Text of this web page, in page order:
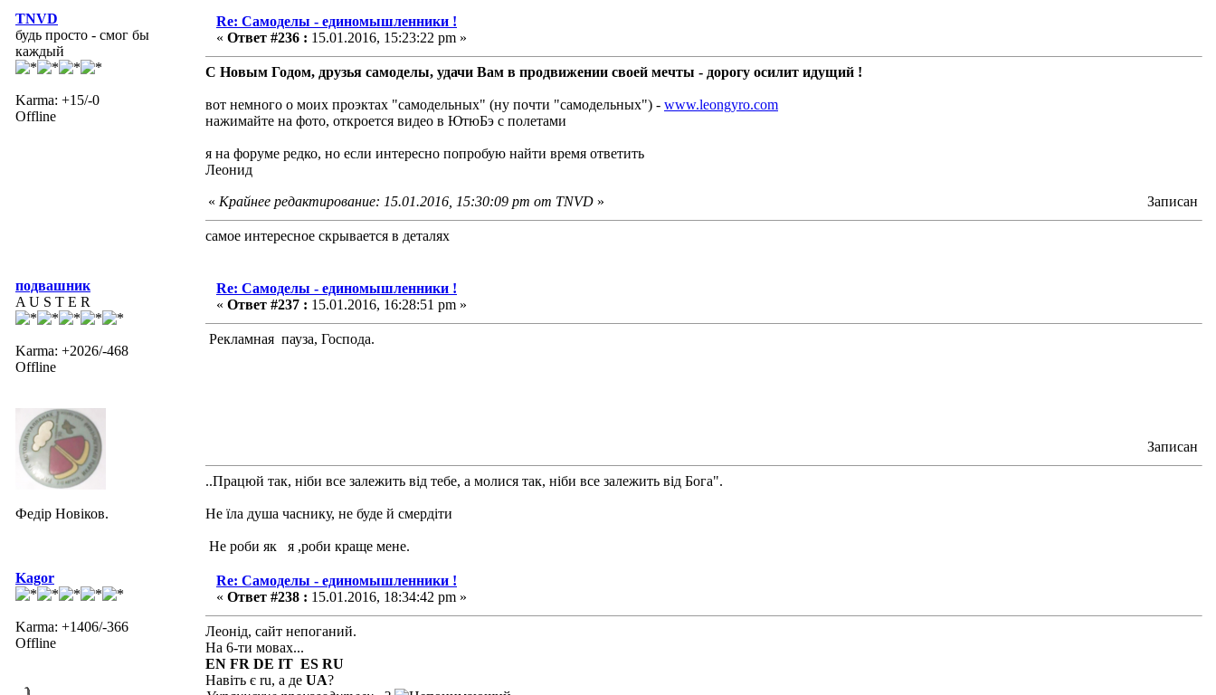
TNVD
будь просто - смог бы
каждый
Karma: +15/-0
Offline
Re: Самоделы - единомышленники !
« Ответ #236 : 15.01.2016, 15:23:22 pm »
С Новым Годом, друзья самоделы, удачи Вам в продвижении своей мечты - дорогу осилит идущий !
вот немного о моих проэктах "самодельных" (ну почти "самодельных") - www.leongyro.com
нажимайте на фото, откроется видео в ЮтюБэ с полетами
я на форуме редко, но если интересно попробую найти время ответить
Леонид
« Крайнее редактирование: 15.01.2016, 15:30:09 pm от TNVD » Записан
самое интересное скрывается в деталях
подвашник
A U S T E R
Karma: +2026/-468
Offline
Федір Новіков.
Re: Самоделы - единомышленники !
« Ответ #237 : 15.01.2016, 16:28:51 pm »
Рекламная пауза, Господа.
Записан
..Працюй так, ніби все залежить від тебе, а молися так, ніби все залежить від Бога".
Не їла душа часнику, не буде й смердіти
Не роби як я ,роби краще мене.
Kagor
Karma: +1406/-366
Offline
Re: Самоделы - единомышленники !
« Ответ #238 : 15.01.2016, 18:34:42 pm »
Леонід, сайт непоганий.
На 6-ти мовах...
EN FR DE IT ES RU
Навіть є ru, а де UA?